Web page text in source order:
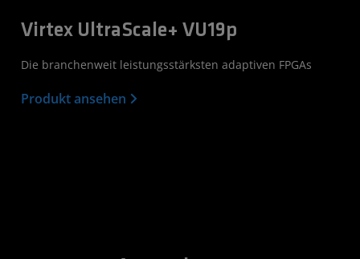
Virtex UltraScale+ VU19p
Die branchenweit leistungsstärksten adaptiven FPGAs
Produkt ansehen